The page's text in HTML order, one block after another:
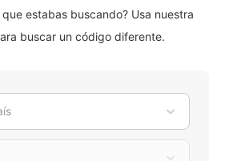
que estabas buscando? Usa nuestra
buscar un código diferente.